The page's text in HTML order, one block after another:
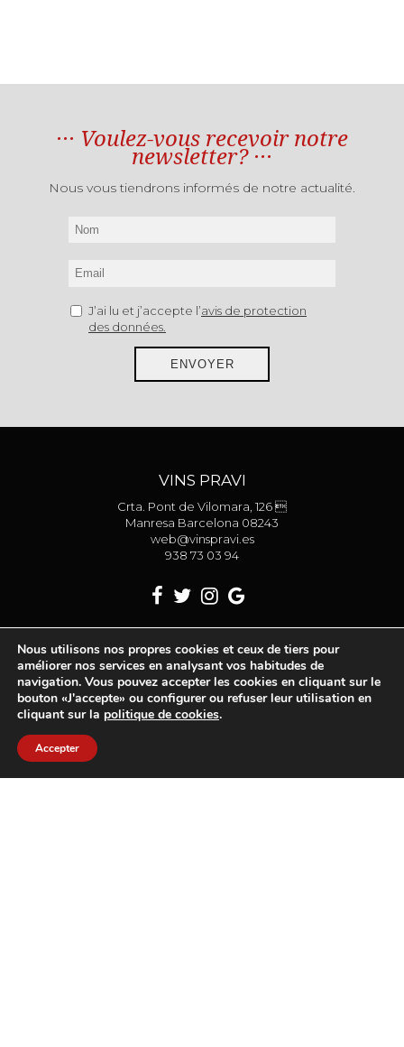
Voulez-vous recevoir notre
newsletter?
Nous vous tiendrons informés de notre actualité.
J’ai lu et j’accepte l’avis de protection
des données.
ENVOYER
VINS PRAVI
Crta. Pont de Vilomara, 126 
Manresa Barcelona 08243
web@vinspravi.es
938 73 03 94
PRÉSENTATION
MAGASIN
BLOG
MENTIONS LÉGALES ET POLITIQUE DE CONFIDENTIALITÉ
POLITIQUE DE COOKIES
Nous utilisons nos propres cookies et ceux de tiers pour
améliorer nos services en analysant vos habitudes de
navigation. Vous pouvez accepter les cookies en cliquant sur le
bouton «J'accepte» ou configurer ou refuser leur utilisation en
cliquant sur la politique de cookies.
Accepter